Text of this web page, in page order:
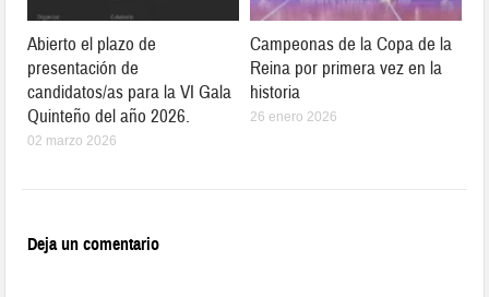
Abierto el plazo de
presentación de
candidatos/as para la VI Gala
Quinteño del año 2026.
02 marzo 2026
Campeonas de la Copa de la
Reina por primera vez en la
historia
26 enero 2026
Deja un comentario